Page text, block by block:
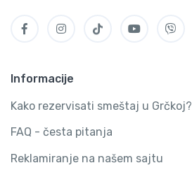
Informacije
Kako rezervisati smeštaj u Grčkoj?
FAQ - česta pitanja
Reklamiranje na našem sajtu